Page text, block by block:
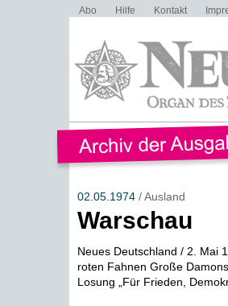
Abo Hilfe Kontakt
02.05.1974/ Ausland
Warschau
Neues Deutschland / 2. Mai
roten Fahnen Große
Losung „Für Frieden,